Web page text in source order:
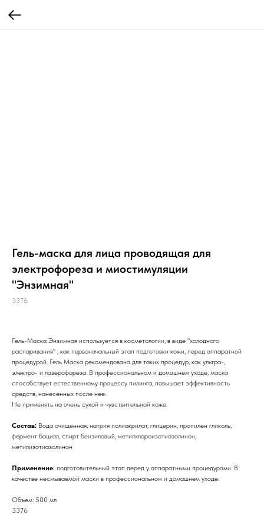
Гель-маска для лица проводящая для
электрофореза и миостимуляции
"Энзимная"
3376
Гель-Маска Энзимная используется в косметологии, в виде "холодного
распаривания" , как первоначальный этап подготовки кожи, перед аппаратной
процедурой. Гель Маска рекомендована для таких процедур, как ультра-,
электро- и лазерофореза. В профессиональном и домашнем уходе, маска
способствует естественному процессу пилинга, повышает эффективность
средств, нанесенных после нее.
Не применять на очень сухой и чувствительной коже.
Состав: Вода очищенная, натрия полиакрилат, глицерин, пропилен гликоль,
фермент бацилл, спирт бензиловый, метилхлороизотиазолинон,
метилизотиазолинон
Применение: подготовительный этап перед у аппаратными процедурами. В
качестве несмываемой маски в профессиональном и домашнем уходе.
Объем: 500 мл
3376